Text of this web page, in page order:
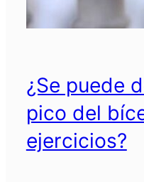
¿Se puede
pico del
ejercicios?